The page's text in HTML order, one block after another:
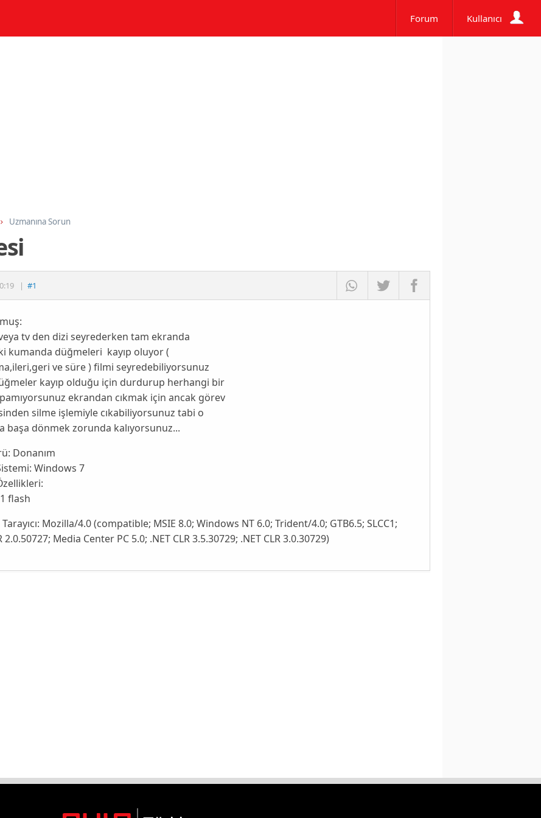
Forum Kullanıcı
Uzmanına Sorun
| #1
tv den dizi seyrederken tam ekranda
kumanda düğmeleri kayıp oluyor (
ve süre ) filmi seyredebiliyorsunuz
kayıp olduğu için durdurup herhangi bir
ekrandan cıkmak için ancak görev
silme işlemiyle cıkabiliyorsunuz tabi o
başa dönmek zorunda kalıyorsunuz...
Donanım
Windows 7
flash
Mozilla/4.0 (compatible; MSIE 8.0; Windows NT 6.0; Trident/4.0; GTB6.5; SLCC1;
2.0.50727; Media Center PC 5.0; .NET CLR 3.5.30729; .NET CLR 3.0.30729)